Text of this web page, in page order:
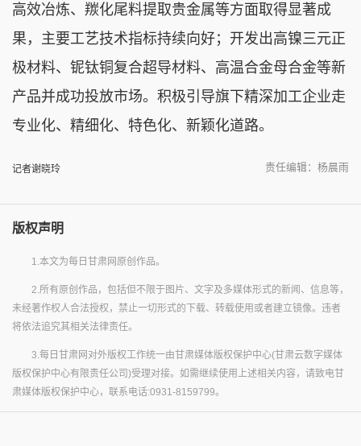
高效冶炼、羰化尾料提取贵金属等方面取得显著成
果，主要工艺技术指标持续向好；开发出高镍三元正
极材料、铌钛铜复合超导材料、高温合金母合金等新
产品并成功投放市场。积极引导旗下精深加工企业走
专业化、精细化、特色化、新颖化道路。
记者谢晓玲 责任编辑：杨晨雨
版权声明
1.本文为每日甘肃网原创作品。
2.所有原创作品，包括但不限于图片、文字及多媒体形式的新闻、信息等，
未经著作权人合法授权，禁止一切形式的下载、转载使用或者建立镜像。违者
将依法追究其相关法律责任。
3.每日甘肃网对外版权工作统一由甘肃媒体版权保护中心(甘肃云数字媒体
版权保护中心有限责任公司)受理对接。如需继续使用上述相关内容，请致电甘
肃媒体版权保护中心，联系电话:0931-8159799。